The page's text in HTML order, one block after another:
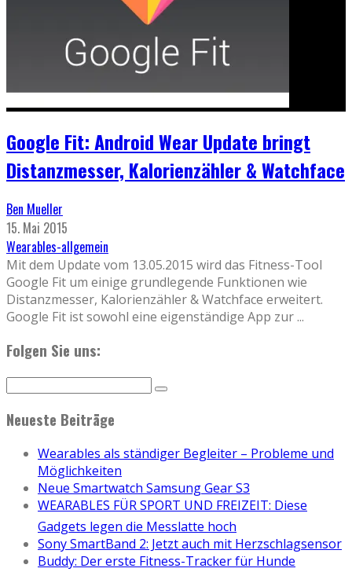
Google Fit: Android Wear Update bringt
Distanzmesser, Kalorienzähler & Watchface
Ben Mueller
15. Mai 2015
Wearables-allgemein
Mit dem Update vom 13.05.2015 wird das Fitness-Tool
Google Fit um einige grundlegende Funktionen wie
Distanzmesser, Kalorienzähler & Watchface erweitert.
Google Fit ist sowohl eine eigenständige App zur...
Folgen Sie uns:
Neueste Beiträge
Wearables als ständiger Begleiter – Probleme und
Möglichkeiten
Neue Smartwatch Samsung Gear S3
WEARABLES FÜR SPORT UND FREIZEIT: Diese
Gadgets legen die Messlatte hoch
Sony SmartBand 2: Jetzt auch mit Herzschlagsensor
Buddy: Der erste Fitness-Tracker für Hunde